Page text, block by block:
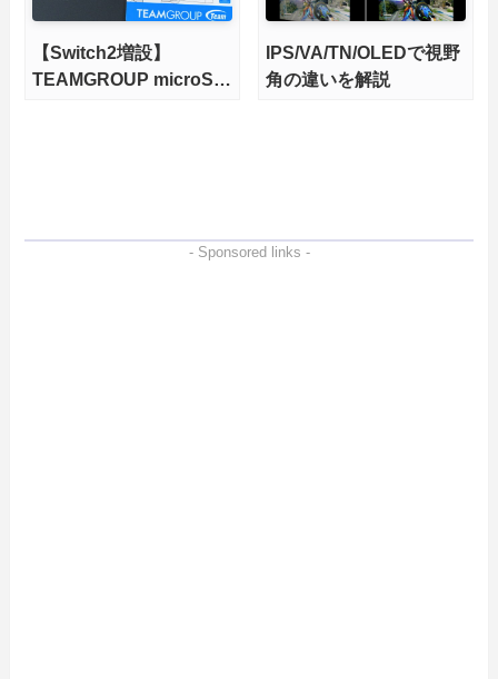
【Switch2増設】
TEAMGROUP microSD
IPS/VA/TN/OLEDで視野
角の違いを解説
- Sponsored links -